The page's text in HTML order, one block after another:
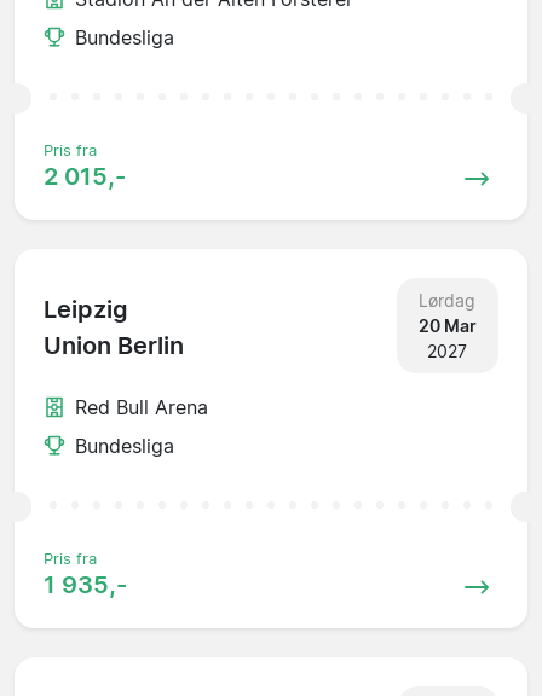
Bundesliga
Pris fra
2 015,-
Leipzig
Union Berlin
Lørdag
20 Mar
2027
Red Bull Arena
Bundesliga
Pris fra
1 935,-